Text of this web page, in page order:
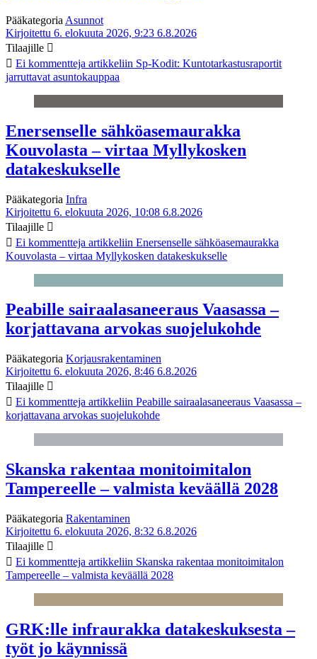
Pääkategoria Asunnot
Kirjoitettu 6. elokuuta 2026, 9:23 6.8.2026
Tilaajille
Ei kommentteja artikkeliin Sp-Kodit: Kuntotarkastusraportit
jarruttavat asuntokauppaa
Enersenselle sähköasemaurakka
Kouvolasta – virtaa Myllykosken
datakeskukselle
Pääkategoria Infra
Kirjoitettu 6. elokuuta 2026, 10:08 6.8.2026
Tilaajille
Ei kommentteja artikkeliin Enersenselle sähköasemaurakka
Kouvolasta – virtaa Myllykosken datakeskukselle
Peabille sairaalasaneeraus Vaasassa –
korjattavana arvokas suojelukohde
Pääkategoria Korjausrakentaminen
Kirjoitettu 6. elokuuta 2026, 8:46 6.8.2026
Tilaajille
Ei kommentteja artikkeliin Peabille sairaalasaneeraus Vaasassa –
korjattavana arvokas suojelukohde
Skanska rakentaa monitoimitalon
Tampereelle – valmista keväällä 2028
Pääkategoria Rakentaminen
Kirjoitettu 6. elokuuta 2026, 8:32 6.8.2026
Tilaajille
Ei kommentteja artikkeliin Skanska rakentaa monitoimitalon
Tampereelle – valmista keväällä 2028
GRK:lle infraurakka datakeskuksesta –
työt jo käynnissä